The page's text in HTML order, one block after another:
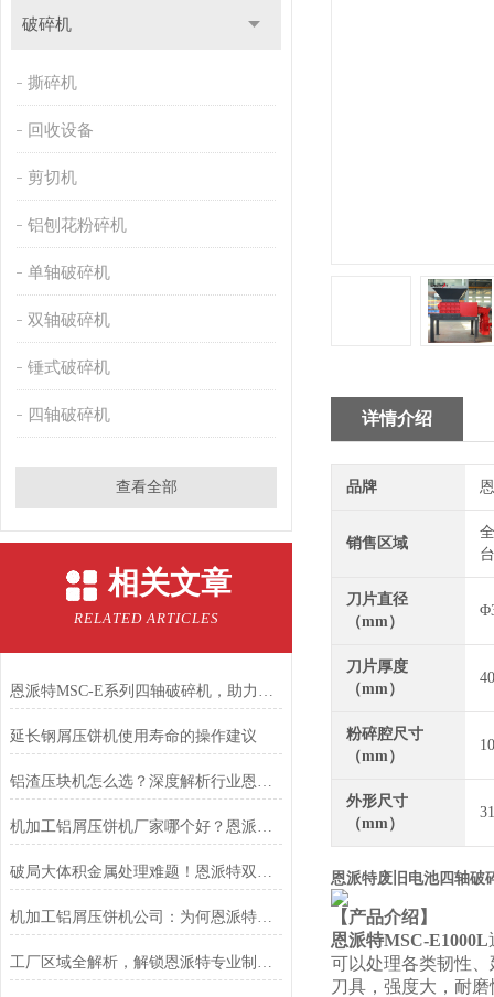
破碎机
撕碎机
回收设备
剪切机
铝刨花粉碎机
单轴破碎机
双轴破碎机
锤式破碎机
四轴破碎机
查看全部
相关文章
RELATED ARTICLES
恩派特MSC-E系列四轴破碎机，助力固废回收从高难度走向高效率！
延长钢屑压饼机使用寿命的操作建议
铝渣压块机怎么选？深度解析行业恩派特（ENERPAT）的硬核实力
机加工铝屑压饼机厂家哪个好？恩派特品牌行业
破局大体积金属处理难题！恩派特双轴液压破碎机重磅上线，大扭矩+高产能!
机加工铝屑压饼机公司：为何恩派特是您铝屑处理的选择？
工厂区域全解析，解锁恩派特专业制造的深度密码
详情介绍
品牌
销售区域
刀片直径
（mm）
刀片厚度
（mm）
粉碎腔尺寸
（mm）
外形尺寸
（mm）
恩派特废旧电池四轴破
【产品介绍】
恩派特MSC-E1000L
可以处理各类韧性
刀具，强度大，耐